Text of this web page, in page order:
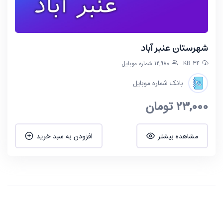
شهرستان عنبر آباد
34 KB 12,980 شماره موبایل
بانک شماره موبایل
23,000تومان
مشاهده بیشتر افزودن به سبد خرید